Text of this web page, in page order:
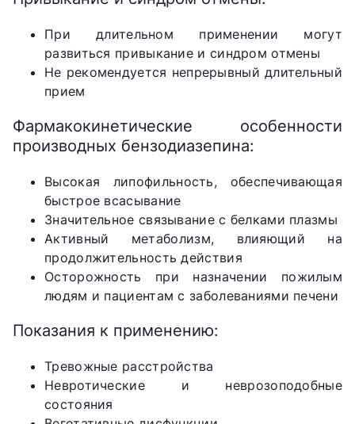
При длительном применении могут
развиться привыкание и синдром отмены
Не рекомендуется непрерывный длительный
прием
Фармакокинетические особенности
производных бензодиазепина:
Высокая липофильность, обеспечивающая
быстрое всасывание
Значительное связывание с белками плазмы
Активный метаболизм, влияющий на
продолжительность действия
Осторожность при назначении пожилым
людям и пациентам с заболеваниями печени
Показания к применению:
Тревожные расстройства
Невротические и неврозоподобные
состояния